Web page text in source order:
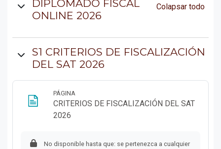
DIPLOMADO FISCAL
ONLINE 2026
Colapsar todo
S1 CRITERIOS DE FISCALIZACIÓN
DEL SAT 2026
PÁGINA
CRITERIOS DE FISCALIZACIÓN DEL SAT
2026
No disponible hasta que: se pertenezca a cualquier